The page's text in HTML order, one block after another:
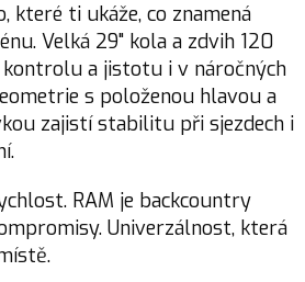
které ti ukáže, co znamená
Velká 29" kola a zdvih 120
a jistotu i v náročných
s položenou hlavou a
zajistí stabilitu při sjezdech i
RAM je backcountry
Univerzálnost, která